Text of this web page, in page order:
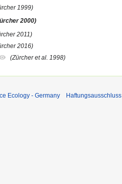
1999)
2000)
2011)
2016)
(Zürcher et al. 1998)
Ecology - Germany Haftungsausschluss